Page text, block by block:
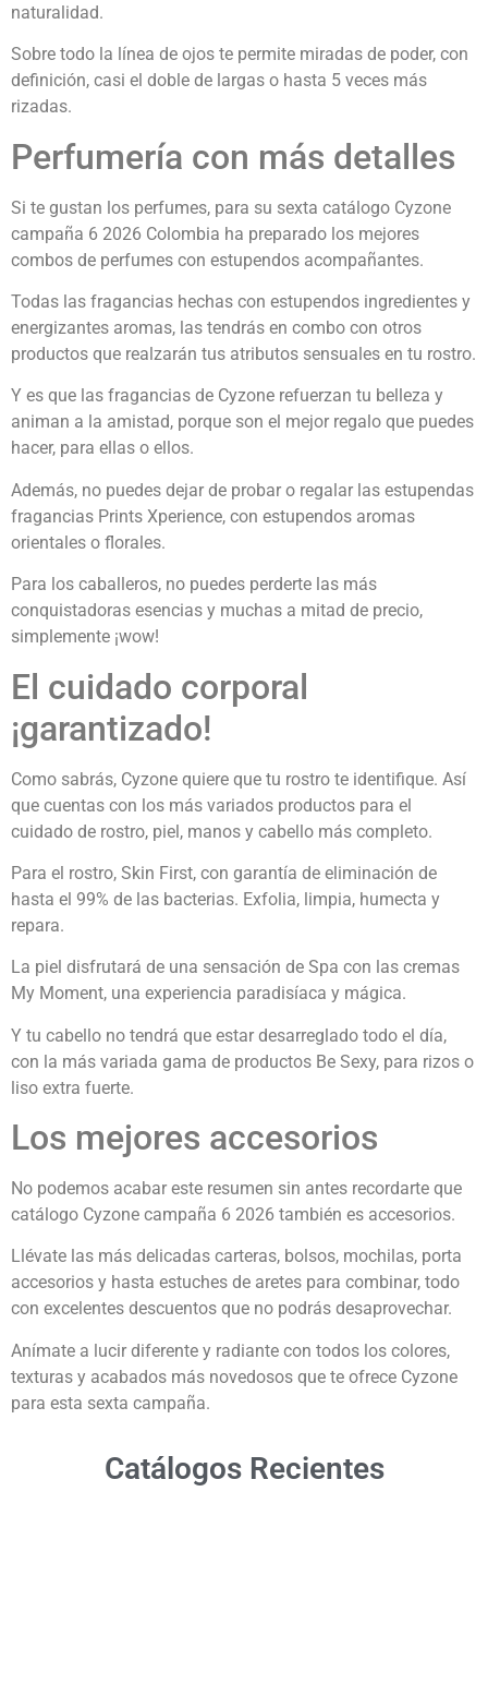
naturalidad.
Sobre todo la línea de ojos te permite miradas de poder, con
definición, casi el doble de largas o hasta 5 veces más
rizadas.
Perfumería con más detalles
Si te gustan los perfumes, para su sexta catálogo Cyzone
campaña 6 2026 Colombia ha preparado los mejores
combos de perfumes con estupendos acompañantes.
Todas las fragancias hechas con estupendos ingredientes y
energizantes aromas, las tendrás en combo con otros
productos que realzarán tus atributos sensuales en tu rostro.
Y es que las fragancias de Cyzone refuerzan tu belleza y
animan a la amistad, porque son el mejor regalo que puedes
hacer, para ellas o ellos.
Además, no puedes dejar de probar o regalar las estupendas
fragancias Prints Xperience, con estupendos aromas
orientales o florales.
Para los caballeros, no puedes perderte las más
conquistadoras esencias y muchas a mitad de precio,
simplemente ¡wow!
El cuidado corporal
¡garantizado!
Como sabrás, Cyzone quiere que tu rostro te identifique. Así
que cuentas con los más variados productos para el
cuidado de rostro, piel, manos y cabello más completo.
Para el rostro, Skin First, con garantía de eliminación de
hasta el 99% de las bacterias. Exfolia, limpia, humecta y
repara.
La piel disfrutará de una sensación de Spa con las cremas
My Moment, una experiencia paradisíaca y mágica.
Y tu cabello no tendrá que estar desarreglado todo el día,
con la más variada gama de productos Be Sexy, para rizos o
liso extra fuerte.
Los mejores accesorios
No podemos acabar este resumen sin antes recordarte que
catálogo Cyzone campaña 6 2026 también es accesorios.
Llévate las más delicadas carteras, bolsos, mochilas, porta
accesorios y hasta estuches de aretes para combinar, todo
con excelentes descuentos que no podrás desaprovechar.
Anímate a lucir diferente y radiante con todos los colores,
texturas y acabados más novedosos que te ofrece Cyzone
para esta sexta campaña.
Catálogos Recientes